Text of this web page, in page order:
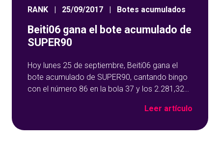
RANK | 25/09/2017 | Botes acumulados
Beiti06 gana el bote acumulado de
SUPER90
Hoy lunes 25 de septiembre, Beiti06 gana el
bote acumulado de SUPER90, cantando bingo
con el número 86 en la bola 37 y los 2.281,32
gana el bote acumulado de SUPER90 Durante
Leer artículo